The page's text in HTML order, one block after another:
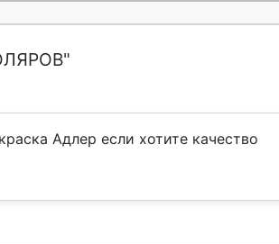
Адлер если хотите качество